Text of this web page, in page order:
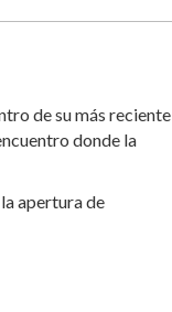
de su más reciente
donde la
apertura de